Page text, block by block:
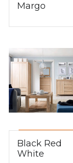
Margo
Black Red
White